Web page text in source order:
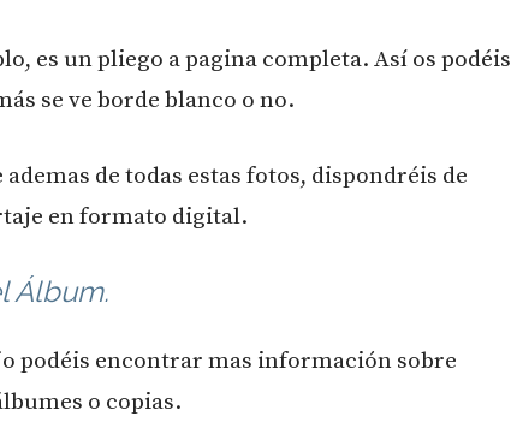
es un pliego a pagina completa. Así os podéis
se ve borde blanco o no.
ademas de todas estas fotos, dispondréis de
en formato digital.
Álbum.
podéis encontrar mas información sobre
o copias.